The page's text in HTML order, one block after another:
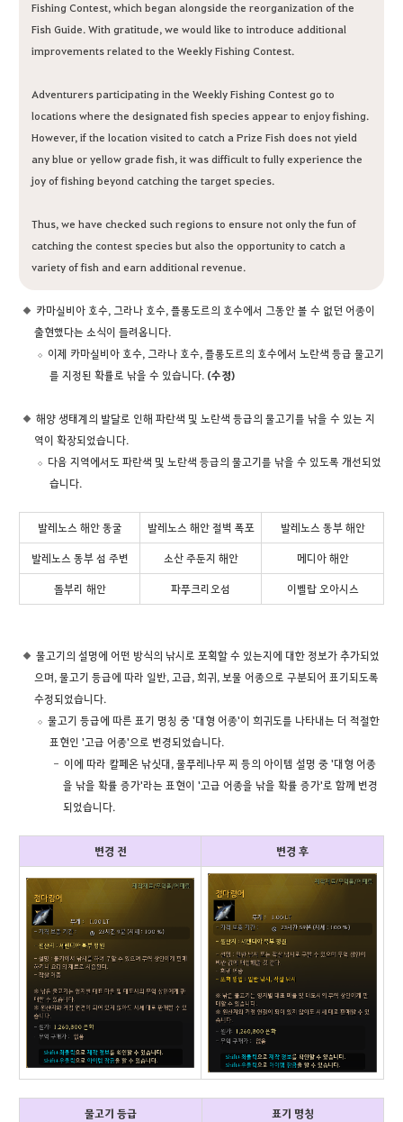
Fishing Contest, which began alongside the reorganization of the
Fish Guide. With gratitude, we would like to introduce additional
improvements related to the Weekly Fishing Contest.
Adventurers participating in the Weekly Fishing Contest go to
locations where the designated fish species appear to enjoy fishing.
However, if the location visited to catch a Prize Fish does not yield
any blue or yellow grade fish, it was difficult to fully experience the
joy of fishing beyond catching the target species.
Thus, we have checked such regions to ensure not only the fun of
catching the contest species but also the opportunity to catch a
variety of fish and earn additional revenue.
카마실비아 호수, 그라나 호수, 플롱도르의 호수에서 그동안 볼 수 없던 어종이
출현했다는 소식이 들려옵니다.
이제 카마실비아 호수, 그라나 호수, 플롱도르의 호수에서 노란색 등급 물고기
를 지정된 확률로 낚을 수 있습니다. (수정)
해양 생태계의 발달로 인해 파란색 및 노란색 등급의 물고기를 낚을 수 있는 지
역이 확장되었습니다.
다음 지역에서도 파란색 및 노란색 등급의 물고기를 낚을 수 있도록 개선되었
습니다.
발레노스 해안 동굴 발레노스 해안 절벽 폭포 발레노스 동부 해안
발레노스 동부 섬 주변 소산 주둔지 해안 메디아 해안
돌부리 해안 파푸크리오섬 이벨랍 오아시스
물고기의 설명에 어떤 방식의 낚시로 포획할 수 있는지에 대한 정보가 추가되었
으며, 물고기 등급에 따라 일반, 고급, 희귀, 보물 어종으로 구분되어 표기되도록
수정되었습니다.
물고기 등급에 따른 표기 명칭 중 '대형 어종'이 희귀도를 나타내는 더 적절한
표현인 '고급 어종'으로 변경되었습니다.
이에 따라 칼페온 낚싯대, 물푸레나무 찌 등의 아이템 설명 중 '대형 어종
을 낚을 확률 증가'라는 표현이 '고급 어종을 낚을 확률 증가'로 함께 변경
되었습니다.
변경 전 변경 후
물고기 등급 표기 명칭